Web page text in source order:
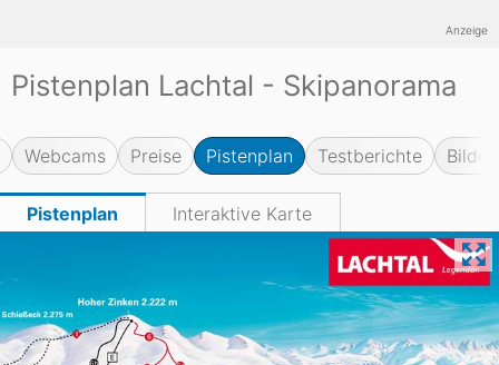
Pistenplan Lachtal - Skipanorama
Webcams Preise Pistenplan Testberichte Bilder
Pistenplan Interaktive Karte
Anzeige